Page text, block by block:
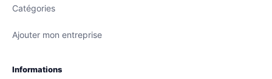
Catégories
Ajouter mon entreprise
Informations